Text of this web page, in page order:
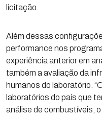
licitação.
Além dessas
performance nos
experiência anterior em
também a avaliação da
humanos do laboratório.
laboratórios do país que
análise de combustíveis,